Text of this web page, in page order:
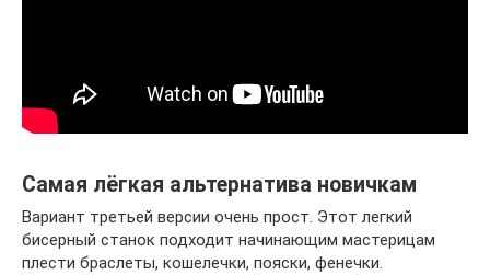
Самая лёгкая альтернатива новичкам
Вариант третьей версии очень прост. Этот легкий
бисерный станок подходит начинающим мастерицам
плести браслеты, кошелечки, пояски, фенечки.